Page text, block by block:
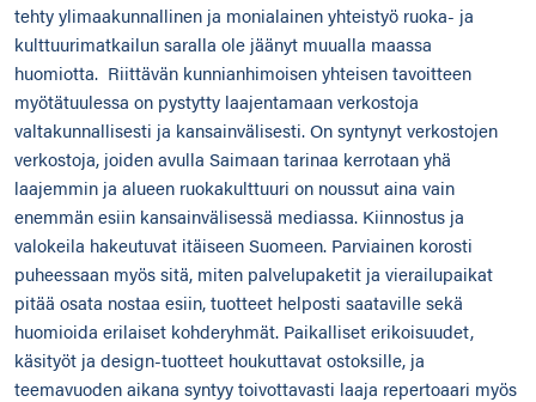
tehty ylimaakunnallinen ja monialainen yhteistyö ruoka- ja
kulttuurimatkailun saralla ole jäänyt muualla maassa
huomiotta. Riittävän kunnianhimoisen yhteisen tavoitteen
myötätuulessa on pystytty laajentamaan verkostoja
valtakunnallisesti ja kansainvälisesti. On syntynyt verkostojen
verkostoja, joiden avulla Saimaan tarinaa kerrotaan yhä
laajemmin ja alueen ruokakulttuuri on noussut aina vain
enemmän esiin kansainvälisessä mediassa. Kiinnostus ja
valokeila hakeutuvat itäiseen Suomeen. Parviainen korosti
puheessaan myös sitä, miten palvelupaketit ja vierailupaikat
pitää osata nostaa esiin, tuotteet helposti saataville sekä
huomioida erilaiset kohderyhmät. Paikalliset erikoisuudet,
käsityöt ja design-tuotteet houkuttavat ostoksille, ja
teemavuoden aikana syntyy toivottavasti laaja repertoaari myös